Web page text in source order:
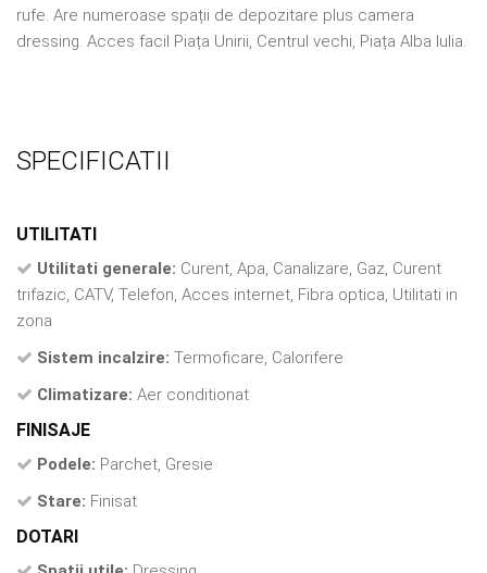
rufe. Are numeroase spații de depozitare plus camera
dressing. Acces facil Piața Unirii, Centrul vechi, Piața Alba Iulia.
SPECIFICATII
UTILITATI
Utilitati generale: Curent, Apa, Canalizare, Gaz, Curent
trifazic, CATV, Telefon, Acces internet, Fibra optica, Utilitati in
zona
Sistem incalzire: Termoficare, Calorifere
Climatizare: Aer conditionat
FINISAJE
Podele: Parchet, Gresie
Stare: Finisat
DOTARI